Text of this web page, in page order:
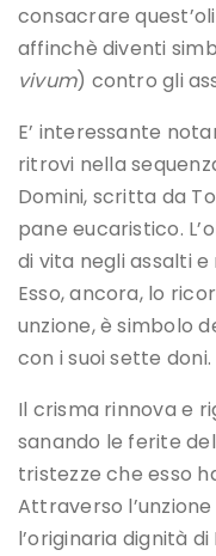
consacrare
affinchè diventi
vivum) contro gli
E’ interessante
ritrovi nella
Domini, scritta da
pane eucaristico.
di vita negli assalti
Esso, ancora, lo
unzione, è simbolo
con i suoi sette doni.
Il crisma rinnova e
sanando le ferite
tristezze che esso
Attraverso
l’originaria dignità